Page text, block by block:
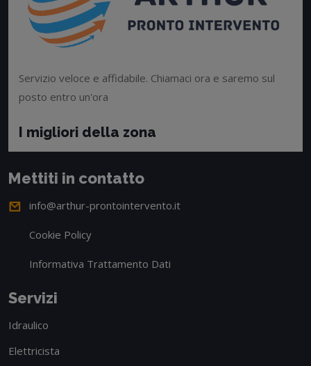
Servizio veloce e affidabile. Chiamaci ora e saremo sul
posto entro un'ora
I migliori della zona
Mettiti in contatto
info@arthur-prontointervento.it
Cookie Policy
Informativa Trattamento Dati
Servizi
Idraulico
Elettricista